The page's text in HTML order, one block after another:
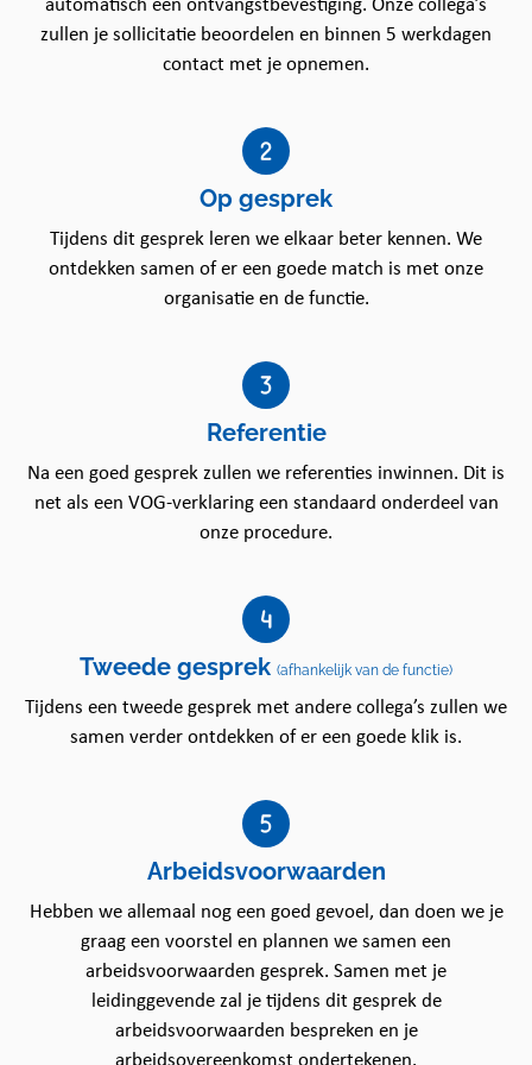
om een sociale band op te bouwen met onze
pad te volgen. Daarbij stimuleren we onze
medewerkers om zichzelf te blijven ontwikkelen en
de zelfredzaamheid van onze cliënten te verhogen.
Wat ga jij doen?
Als Medewerker Huishoudelijke Hulp voer je
Wmo en hebben vanwege leeftijd, ziekte of
beperking of een operatie huishoudelijke
ondersteuning nodig hebben. Dit doe je door de
huishoudelijke taken (deels) over te nemen die zij
niet zelf meer kunnen uitvoeren. Je zorgt ervoor dat
dat de woning schoon en leefbaar is en laat je
De werkzaamheden bestaan bijvoorbeeld uit
stofzuigen, dweilen en het afnemen van sanitair.
signaleer je ook veranderingen in de leefomgeving
van cliënten die je bespreekt met de client en
zorgcoördinator. Je werkt zelfstandig, hebt oog voor
aan het huishouden en het welzijn van deze mensen.
Dit maakt het werk erg bijzonder, want mede dankzij
jouw hulp kunnen cliënten langer zelfstandig thuis
zelfredzaamheid.
Wie ben jij?
Je bent woonachtig in de omgeving van Delft
en beschikt over eigen vervoer.
automatisch een ontvangstbevestiging. Onze collega’s
zullen je sollicitatie beoordelen en binnen 5 werkdagen
contact met je opnemen.
Op gesprek
Tijdens dit gesprek leren we elkaar beter kennen. We
ontdekken samen of er een goede match is met onze
organisatie en de functie.
Referentie
Na een goed gesprek zullen we referenties inwinnen. Dit is
net als een VOG-verklaring een standaard onderdeel van
onze procedure.
Tweede gesprek (afhankelijk van de functie)
Tijdens een tweede gesprek met andere collega’s zullen we
samen verder ontdekken of er een goede klik is.
Arbeidsvoorwaarden
Hebben we allemaal nog een goed gevoel, dan doen we je
graag een voorstel en plannen we samen een
arbeidsvoorwaarden gesprek. Samen met je
leidinggevende zal je tijdens dit gesprek de
arbeidsvoorwaarden bespreken en je
arbeidsovereenkomst ondertekenen.